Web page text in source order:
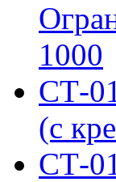
1000
СТ-
(с
СТ-